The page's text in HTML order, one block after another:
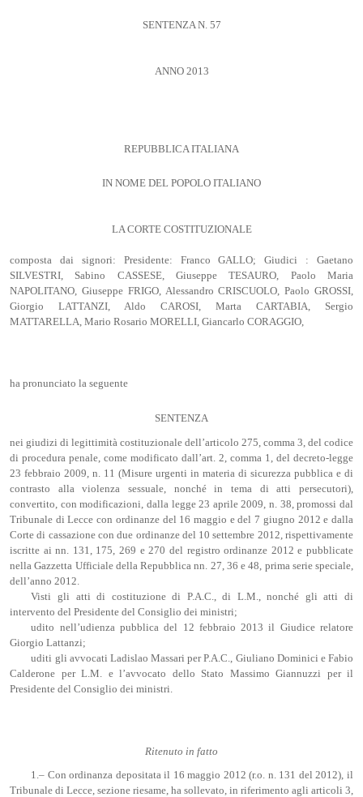
SENTENZA N. 57
ANNO 2013
REPUBBLICA ITALIANA
IN NOME DEL POPOLO ITALIANO
LA CORTE COSTITUZIONALE
composta dai signori: Presidente: Franco GALLO; Giudici : Gaetano
SILVESTRI, Sabino CASSESE, Giuseppe TESAURO, Paolo Maria
NAPOLITANO, Giuseppe FRIGO, Alessandro CRISCUOLO, Paolo GROSSI,
Giorgio LATTANZI, Aldo CAROSI, Marta CARTABIA, Sergio
MATTARELLA, Mario Rosario MORELLI, Giancarlo CORAGGIO,
ha pronunciato la seguente
SENTENZA
nei giudizi di legittimità costituzionale dell’articolo 275, comma 3, del codice
di procedura penale, come modificato dall’art. 2, comma 1, del decreto-legge
23 febbraio 2009, n. 11 (Misure urgenti in materia di sicurezza pubblica e di
contrasto alla violenza sessuale, nonché in tema di atti persecutori),
convertito, con modificazioni, dalla legge 23 aprile 2009, n. 38, promossi dal
Tribunale di Lecce con ordinanze del 16 maggio e del 7 giugno 2012 e dalla
Corte di cassazione con due ordinanze del 10 settembre 2012, rispettivamente
iscritte ai nn. 131, 175, 269 e 270 del registro ordinanze 2012 e pubblicate
nella Gazzetta Ufficiale della Repubblica nn. 27, 36 e 48, prima serie speciale,
dell’anno 2012.
Visti gli atti di costituzione di P.A.C., di L.M., nonché gli atti di
intervento del Presidente del Consiglio dei ministri;
udito nell’udienza pubblica del 12 febbraio 2013 il Giudice relatore
Giorgio Lattanzi;
uditi gli avvocati Ladislao Massari per P.A.C., Giuliano Dominici e Fabio
Calderone per L.M. e l’avvocato dello Stato Massimo Giannuzzi per il
Presidente del Consiglio dei ministri.
Ritenuto in fatto
1.– Con ordinanza depositata il 16 maggio 2012 (r.o. n. 131 del 2012), il
Tribunale di Lecce, sezione riesame, ha sollevato, in riferimento agli articoli 3,